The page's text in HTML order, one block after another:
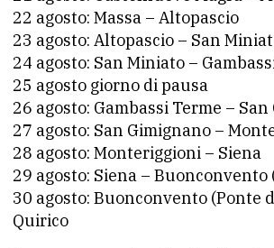
22 agosto: Massa – Altopascio
23 agosto: Altopascio – San
24 agosto: San Miniato –
25 agosto giorno di pausa
26 agosto: Gambassi Terme –
27 agosto: San Gimignano –
28 agosto: Monteriggioni – Siena
29 agosto: Siena – Buonconvento
30 agosto: Buonconvento (Ponte
Quirico